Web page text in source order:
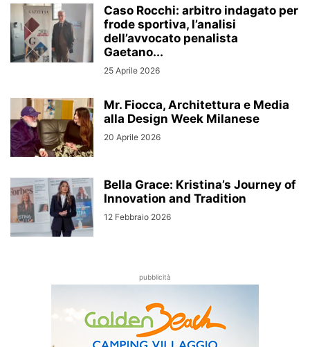
Caso Rocchi: arbitro indagato per
frode sportiva, l’analisi
dell’avvocato penalista
Gaetano...
25 Aprile 2026
Mr. Fiocca, Architettura e Media
alla Design Week Milanese
20 Aprile 2026
Bella Grace: Kristina’s Journey of
Innovation and Tradition
12 Febbraio 2026
pubblicità